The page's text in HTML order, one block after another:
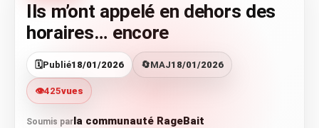
🔥 VOIR LE BUZZ
Ils m’ont appelé en dehors des
horaires… encore
🗓️Publié18/01/2026 🔄MAJ18/01/2026
👁️425vues
Soumis parla communauté RageBait